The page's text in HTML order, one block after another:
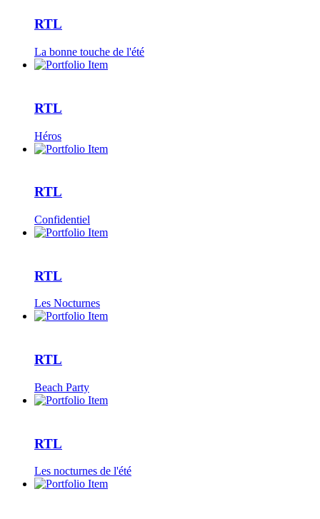
RTL
La bonne touche de l'été
RTL
Héros
RTL
Confidentiel
RTL
Les Nocturnes
RTL
Beach Party
RTL
Les nocturnes de l'été